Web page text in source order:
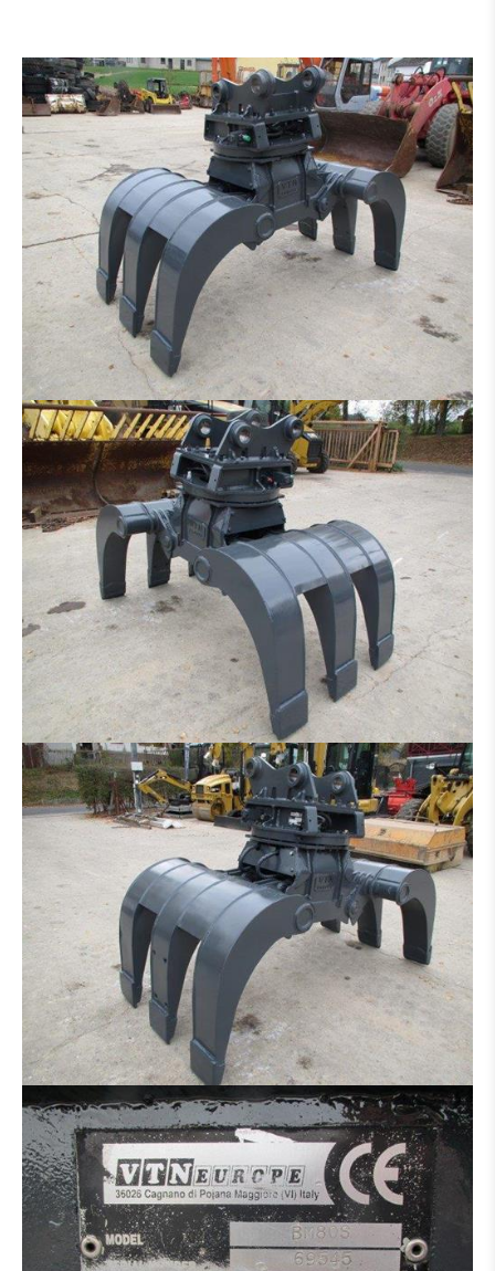
GODET DE CURRAGE
GODET DE CURRAGE HYDR
PLATIN POUR MARTEAU - GRAPPIN - ETC.
PINCE À TRIE
PINCE À GRAB
RÂTEAU
MARTEAU PIQUEUR
PINCE BOIS
RIPPER
ADAPTATEUR
PNEUS / JANTE
PONT
TRAIN CHAINE
BRAS
CABINE
BOÎTE DE VITESSES / CONVERTISSEUR
DISTRIBUTEUR HYDRAULIQUE
MOTEUR
CINTREUSE FER À BÉTON
CISEAUX À BÉTON